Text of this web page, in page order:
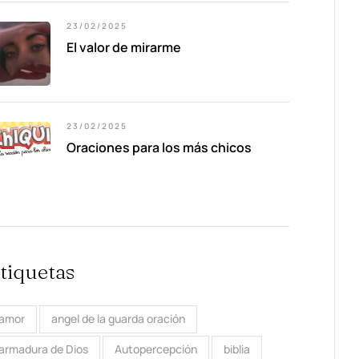
El valor de mirarme
23/02/2025
Oraciones para los más chicos
23/02/2025
angel de la guarda oración
de Dios
Autopercepción biblia